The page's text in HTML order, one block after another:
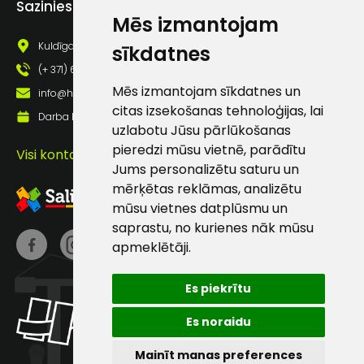
Mēs izmantojam
sīkdatnes
Mēs izmantojam sīkdatnes un
citas izsekošanas tehnoloģijas, lai
uzlabotu Jūsu pārlūkošanas
pieredzi mūsu vietnē, parādītu
Jums personalizētu saturu un
mērķētas reklāmas, analizētu
mūsu vietnes datplūsmu un
saprastu, no kurienes nāk mūsu
apmeklētāji.
Es piekrītu
Es noraidu
Mainīt manas preferences
Sazinies ar mums
Kuldīgas iela 69a, Saldus, Saldus nov., LV - 3801
(+ 371) 63 881 186
info@hards.lv
Darba laiks: Darbadienās: 8:00 - 17:00
Visi kontakti
pastā
Klientu
atbalsts
Darbdienās:
8:00 – 17:00
186
info@hards.lv